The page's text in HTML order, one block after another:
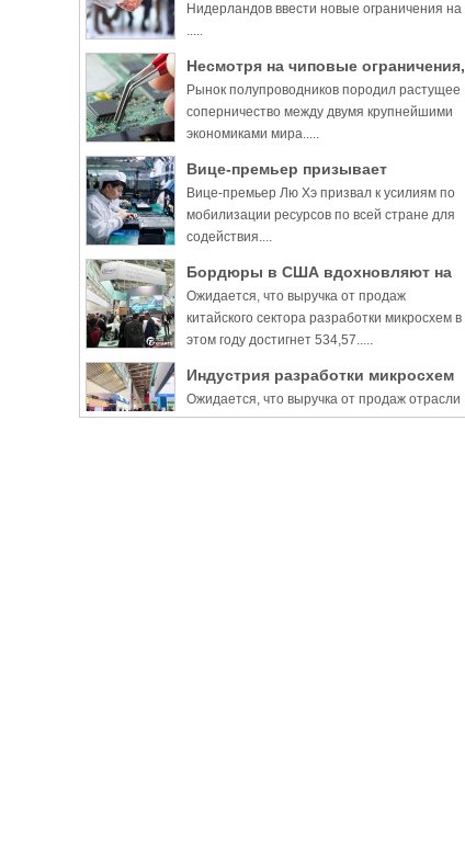
подорвать мировой рынок чипов
Нидерландов ввести новые ограничения на
.....
Несмотря на чиповые ограничения,
нация будет прогрессировать
Рынок полупроводников породил растущее
соперничество между двумя крупнейшими
экономиками мира.....
Вице-премьер призывает
увеличить поддержку чипов
Вице-премьер Лю Хэ призвал к усилиям по
мобилизации ресурсов по всей стране для
содействия....
Бордюры в США вдохновляют на
новое мышление и видение
Ожидается, что выручка от продаж
китайского сектора разработки микросхем в
этом году достигнет 534,57.....
Индустрия разработки микросхем
в Китае вырастет на 16,5% в 2022
Ожидается, что выручка от продаж отрасли
проектирования микросхем в Китае